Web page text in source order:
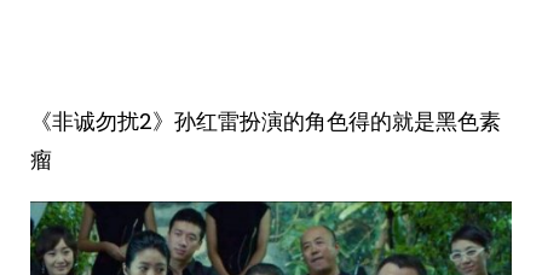
《非诚勿扰2》孙红雷扮演的角色得的就是黑色素
瘤